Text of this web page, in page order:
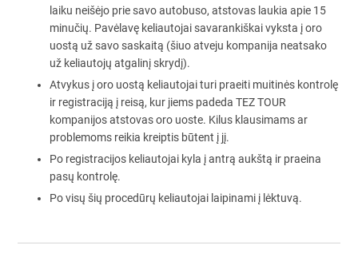
laiku neišėjo prie savo autobuso, atstovas laukia apie 15
minučių. Pavėlavę keliautojai savarankiškai vyksta į oro
uostą už savo saskaitą (šiuo atveju kompanija neatsako
už keliautojų atgalinį skrydį).
Atvykus į oro uostą keliautojai turi praeiti muitinės kontrolę
ir registraciją į reisą, kur jiems padeda TEZ TOUR
kompanijos atstovas oro uoste. Kilus klausimams ar
problemoms reikia kreiptis būtent į jį.
Po registracijos keliautojai kyla į antrą aukštą ir praeina
pasų kontrolę.
Po visų šių procedūrų keliautojai laipinami į lėktuvą.